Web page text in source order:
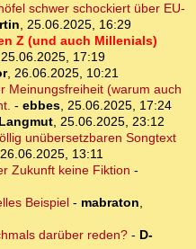
schwer schockiert über EU-
, 25.06.2025, 16:29
Z (und auch Millenials)
25.06.2025, 17:19
, 26.06.2025, 10:21
Meinungsfreiheit (warum auch
- ebbes, 25.06.2025, 17:24
Langmut, 25.06.2025, 23:12
unübersetzbaren Songtext
26.06.2025, 13:11
Zukunft keine Fiktion -
Beispiel- mabraton,
darüber reden?- D-